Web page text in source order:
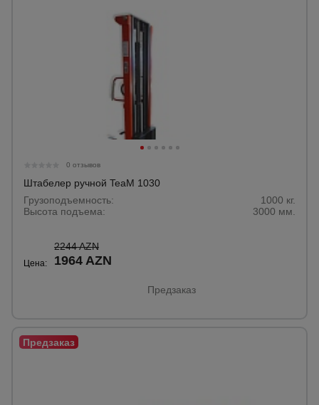
0 отзывов
Штабелер ручной TeaM 1030
Грузоподъемность:
1000 кг.
Высота подъема:
3000 мм.
Цена:
2244 AZN
1964 AZN
Предзаказ